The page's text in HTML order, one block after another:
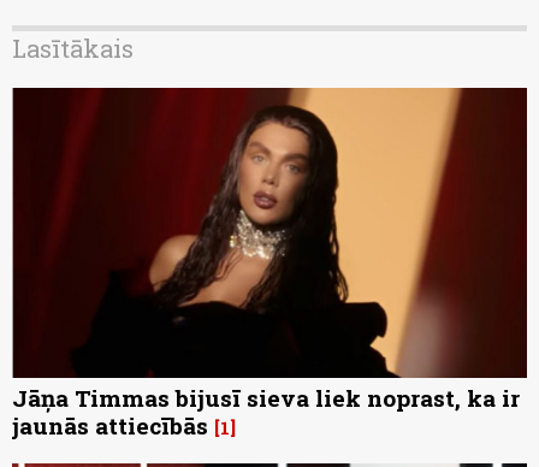
Lasītākais
Jāņa Timmas bijusī sieva liek noprast, ka ir
jaunās attiecībās 1